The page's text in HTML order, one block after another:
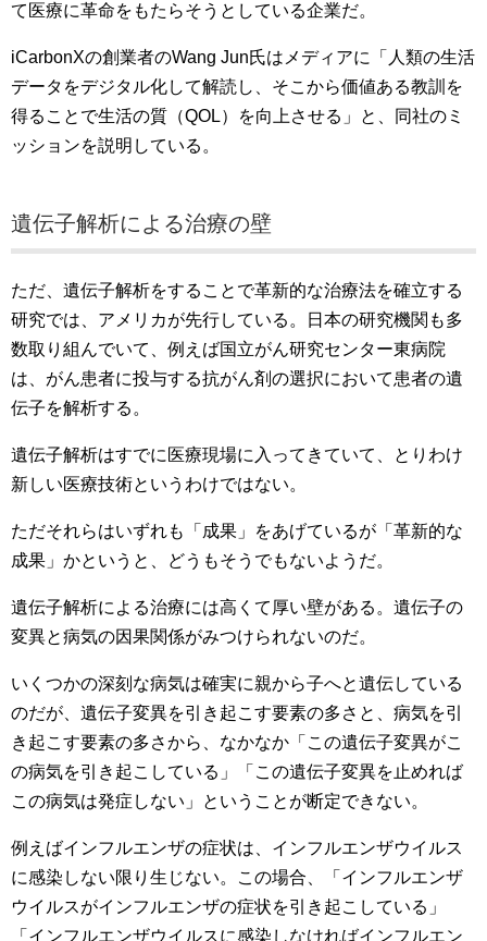
て医療に革命をもたらそうとしている企業だ。
iCarbonXの創業者のWang Jun氏はメディアに「人類の生活
データをデジタル化して解読し、そこから価値ある教訓を
得ることで生活の質（QOL）を向上させる」と、同社のミ
ッションを説明している。
遺伝子解析による治療の壁
ただ、遺伝子解析をすることで革新的な治療法を確立する
研究では、アメリカが先行している。日本の研究機関も多
数取り組んでいて、例えば国立がん研究センター東病院
は、がん患者に投与する抗がん剤の選択において患者の遺
伝子を解析する。
遺伝子解析はすでに医療現場に入ってきていて、とりわけ
新しい医療技術というわけではない。
ただそれらはいずれも「成果」をあげているが「革新的な
成果」かというと、どうもそうでもないようだ。
遺伝子解析による治療には高くて厚い壁がある。遺伝子の
変異と病気の因果関係がみつけられないのだ。
いくつかの深刻な病気は確実に親から子へと遺伝している
のだが、遺伝子変異を引き起こす要素の多さと、病気を引
き起こす要素の多さから、なかなか「この遺伝子変異がこ
の病気を引き起こしている」「この遺伝子変異を止めれば
この病気は発症しない」ということが断定できない。
例えばインフルエンザの症状は、インフルエンザウイルス
に感染しない限り生じない。この場合、「インフルエンザ
ウイルスがインフルエンザの症状を引き起こしている」
「インフルエンザウイルスに感染しなければインフルエン